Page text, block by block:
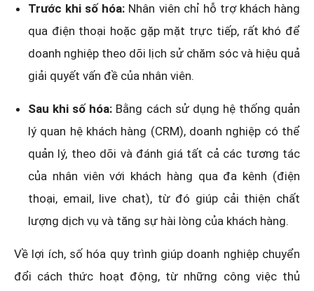
Trước khi số hóa: Nhân viên chỉ hỗ trợ khách hàng
qua điện thoại hoặc gặp mặt trực tiếp, rất khó để
doanh nghiệp theo dõi lịch sử chăm sóc và hiệu quả
giải quyết vấn đề của nhân viên.
Sau khi số hóa: Bằng cách sử dụng hệ thống quản
lý quan hệ khách hàng (CRM), doanh nghiệp có thể
quản lý, theo dõi và đánh giá tất cả các tương tác
của nhân viên với khách hàng qua đa kênh (điện
thoại, email, live chat), từ đó giúp cải thiện chất
lượng dịch vụ và tăng sự hài lòng của khách hàng.
Về lợi ích, số hóa quy trình giúp doanh nghiệp chuyển
đổi cách thức hoạt động, từ những công việc thủ